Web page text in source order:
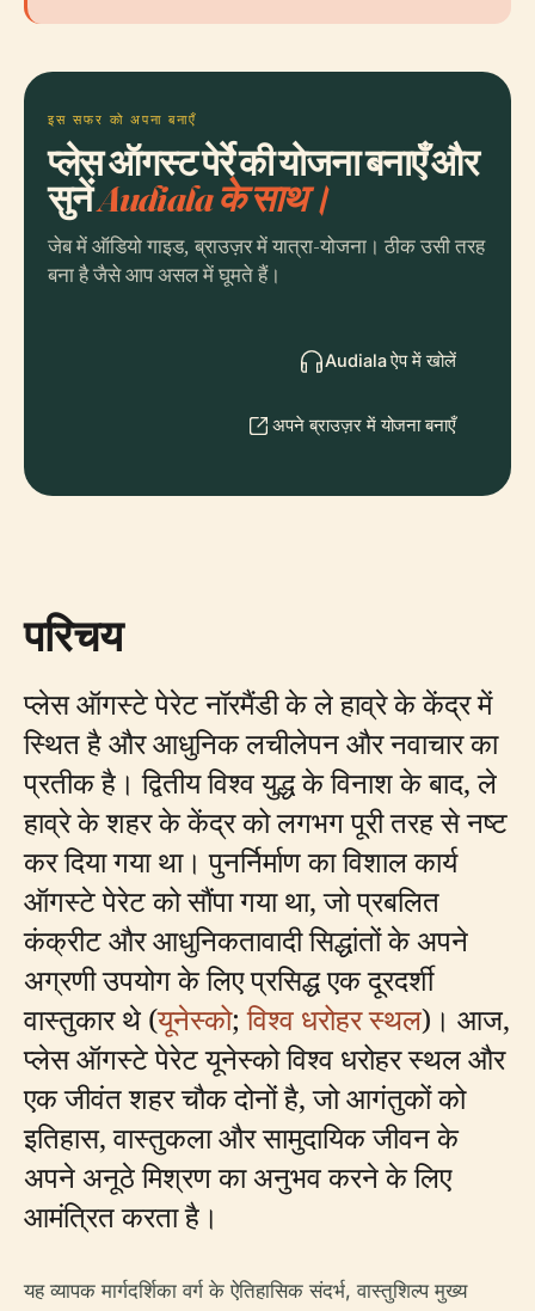
इस सफर को अपना बनाएँ
प्लेस ऑगस्ट पेर्रे की योजना बनाएँ और
सुनेंAudiala के साथ।
जेब में ऑडियो गाइड, ब्राउज़र में यात्रा-योजना। ठीक उसी तरह
बना है जैसे आप असल में घूमते हैं।
Audiala ऐप में खोलें
अपने ब्राउज़र में योजना बनाएँ
परिचय
प्लेस ऑगस्टे पेरेट नॉरमैंडी के ले हाव्रे के केंद्र में
स्थित है और आधुनिक लचीलेपन और नवाचार का
प्रतीक है। द्वितीय विश्व युद्ध के विनाश के बाद, ले
हाव्रे के शहर के केंद्र को लगभग पूरी तरह से नष्ट
कर दिया गया था। पुनर्निर्माण का विशाल कार्य
ऑगस्टे पेरेट को सौंपा गया था, जो प्रबलित
कंक्रीट और आधुनिकतावादी सिद्धांतों के अपने
अग्रणी उपयोग के लिए प्रसिद्ध एक दूरदर्शी
वास्तुकार थे (यूनेस्को;विश्व धरोहर स्थल)। आज,
प्लेस ऑगस्टे पेरेट यूनेस्को विश्व धरोहर स्थल और
एक जीवंत शहर चौक दोनों है, जो आगंतुकों को
इतिहास, वास्तुकला और सामुदायिक जीवन के
अपने अनूठे मिश्रण का अनुभव करने के लिए
आमंत्रित करता है।
यह व्यापक मार्गदर्शिका वर्ग के ऐतिहासिक संदर्भ, वास्तुशिल्प मुख्य